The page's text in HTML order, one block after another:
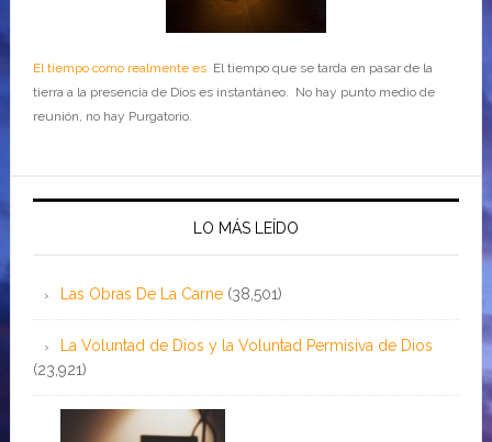
El tiempo como realmente esEl tiempo que se tarda en pasar de la
tierra a la presencia de Dios es instantáneo. No hay punto medio de
reunión, no hay Purgatorio.
LO MÁS LEÍDO
Las Obras De La Carne (38,501)
La Voluntad de Dios y la Voluntad Permisiva de Dios
(23,921)